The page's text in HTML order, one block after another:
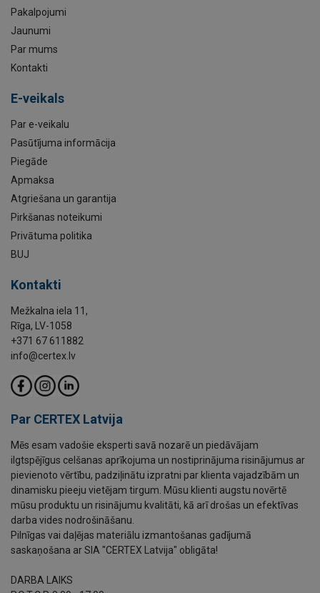
Pakalpojumi
Jaunumi
Par mums
Kontakti
E-veikals
Par e-veikalu
Pasūtījuma informācija
Piegāde
Apmaksa
Atgriešana un garantija
Pirkšanas noteikumi
Privātuma politika
BUJ
Kontakti
Mežkalna iela 11,
Rīga, LV-1058
+371 67 611882
info@certex.lv
Par CERTEX Latvija
Mēs esam vadošie eksperti savā nozarē un piedāvājam
ilgtspējīgus celšanas aprīkojuma un nostiprinājuma risinājumus ar
pievienoto vērtību, padziļinātu izpratni par klienta vajadzībām un
dinamisku pieeju vietējam tirgum. Mūsu klienti augstu novērtē
mūsu produktu un risinājumu kvalitāti, kā arī drošas un efektīvas
darba vides nodrošināšanu.
Pilnīgas vai daļējas materiālu izmantošanas gadījumā
saskaņošana ar SIA "CERTEX Latvija" obligāta!
DARBA LAIKS